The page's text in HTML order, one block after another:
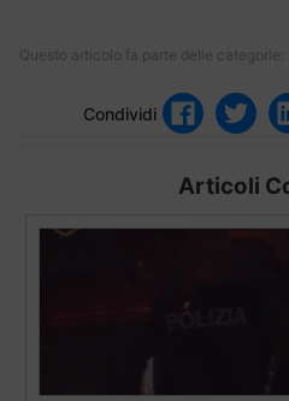
Questo articolo fa parte delle categorie:
Condividi
Articoli